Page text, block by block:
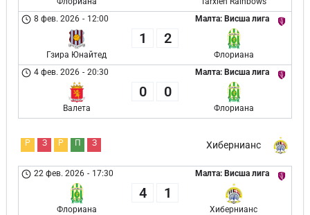
Малта: Висша лига
8 фев. 2026 - 12:00
Гзира Юнайтед
1 2
Флориана
Малта: Висша лига
4 фев. 2026 - 20:30
Валета
0 0
Флориана
Хибернианс
Р З Р П З
Малта: Висша лига
22 фев. 2026 - 17:30
Флориана
4 1
Хибернианс